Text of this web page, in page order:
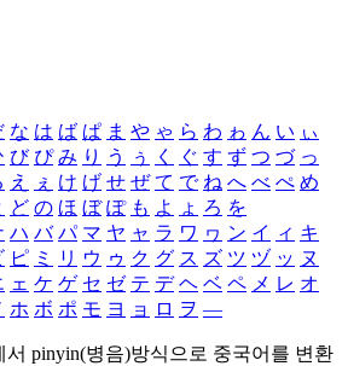
な は ば ぱ ま や ゃ ら わ ゎ ん い ぃ
び ぴ み り う ぅ く ぐ す ず つ づ っ
え ぇ け げ せ ぜ て で ね へ べ ぺ め
ど の ほ ぼ ぽ も よ ょ ろ を
ハ バ パ マ ヤ ャ ラ ワ ヮ ン イ ィ キ
ピ ミ リ ウ ゥ ク グ ス ズ ツ ヅ ッ ヌ
ェ ケ ゲ セ ゼ テ デ ヘ ベ ペ メ レ オ
ホ ボ ポ モ ヨ ョ ロ ヲ ―
서 pinyin(병음)방식으로 중국어를 변환